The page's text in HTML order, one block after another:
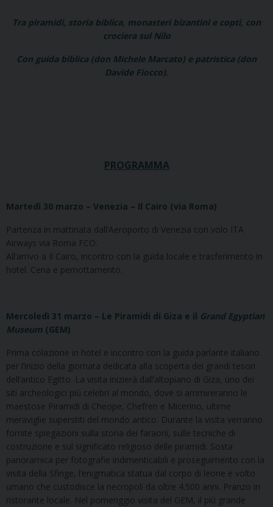
Tra piramidi, storia biblica, monasteri bizantini e copti, con
crociera sul Nilo
Con guida biblica (don Michele Marcato) e patristica (don
Davide Fiocco).
PROGRAMMA
Martedì 30 marzo – Venezia – Il Cairo (via Roma)
Partenza in mattinata dall’Aeroporto di Venezia con volo ITA
Airways via Roma FCO.
All’arrivo a Il Cairo, incontro con la guida locale e trasferimento in
hotel. Cena e pernottamento.
Mercoledì 31 marzo – Le Piramidi di Giza e il Grand Egyptian
Museum (GEM)
Prima colazione in hotel e incontro con la guida parlante italiano
per l’inizio della giornata dedicata alla scoperta dei grandi tesori
dell’antico Egitto. La visita inizierà dall’altopiano di Giza, uno dei
siti archeologici più celebri al mondo, dove si ammireranno le
maestose Piramidi di Cheope, Chefren e Micerino, ultime
meraviglie superstiti del mondo antico. Durante la visita verranno
fornite spiegazioni sulla storia dei faraoni, sulle tecniche di
costruzione e sul significato religioso delle piramidi. Sosta
panoramica per fotografie indimenticabili e proseguimento con la
visita della Sfinge, l’enigmatica statua dal corpo di leone e volto
umano che custodisce la necropoli da oltre 4.500 anni. Pranzo in
ristorante locale. Nel pomeriggio visita del GEM, il più grande